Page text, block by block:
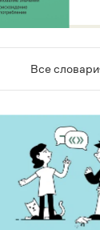
Все словари